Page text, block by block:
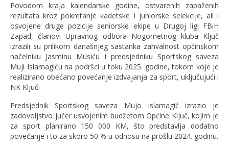
Povodom kraja kalendarske godine, ostvarenih zapaženih
rezultata kroz pokretanje kadetske i juniorske selekcije, ali i
osvojene druge pozicije seniorske ekipe u Drugoj ligi FBiH
Zapad, članovi Upravnog odbora Nogometnog kluba Ključ
izrazili su prilikom današnjeg sastanka zahvalnost općinskom
načelniku Jasminu Musiću i predsjedniku Sportskog saveza
Muji Islamagiću na podršci u toku 2025. godine, tokom koje je
realizirano obećano povećanje izdvajanja za sport, uključujući i
NK Ključ.
Predsjednik Sportskog saveza Mujo Islamagić izrazio je
zadovoljstvo jučer usvojenim budžetom Općine Ključ, kojim je
za sport planirano 150 000 KM, što predstavlja dodatno
povećanje i to za skoro 50 % u odnosu na prošlu 2024. godinu.